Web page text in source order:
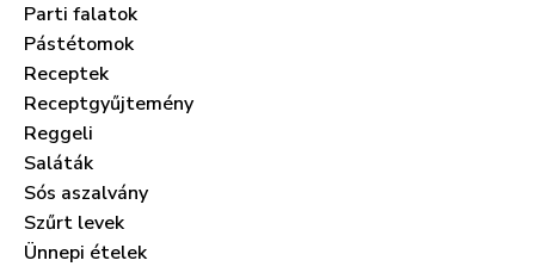
Parti falatok
Pástétomok
Receptek
Receptgyűjtemény
Reggeli
Saláták
Sós aszalvány
Szűrt levek
Ünnepi ételek